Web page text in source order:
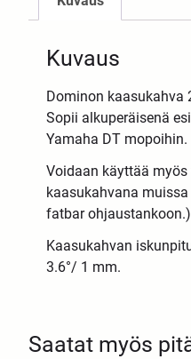
Saatat myös
Kuvaus
Dominon kaasukahva
Sopii alkuperäisenä
Yamaha DT mopoihin.
Voidaan käyttää
kaasukahvana
fatbar ohjaustankoon.)
Kaasukahvan
3.6°/ 1 mm.